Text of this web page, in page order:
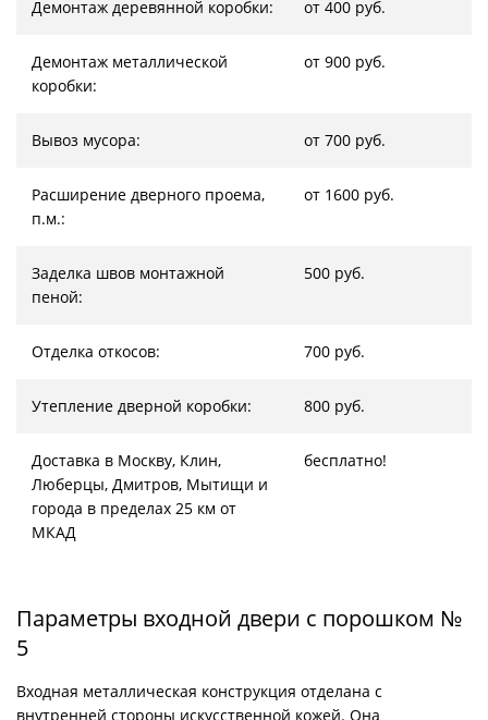
Демонтаж деревянной коробки: от 400 руб.
Демонтаж металлической
коробки:
от 900 руб.
Вывоз мусора: от 700 руб.
Расширение дверного проема,
п.м.:
от 1600 руб.
Заделка швов монтажной
пеной:
500 руб.
Отделка откосов: 700 руб.
Утепление дверной коробки: 800 руб.
Доставка в Москву, Клин,
Люберцы, Дмитров, Мытищи и
города в пределах 25 км от
МКАД
бесплатно!
Параметры входной двери с порошком №
5
Входная металлическая конструкция отделана с
внутренней стороны искусственной кожей. Она